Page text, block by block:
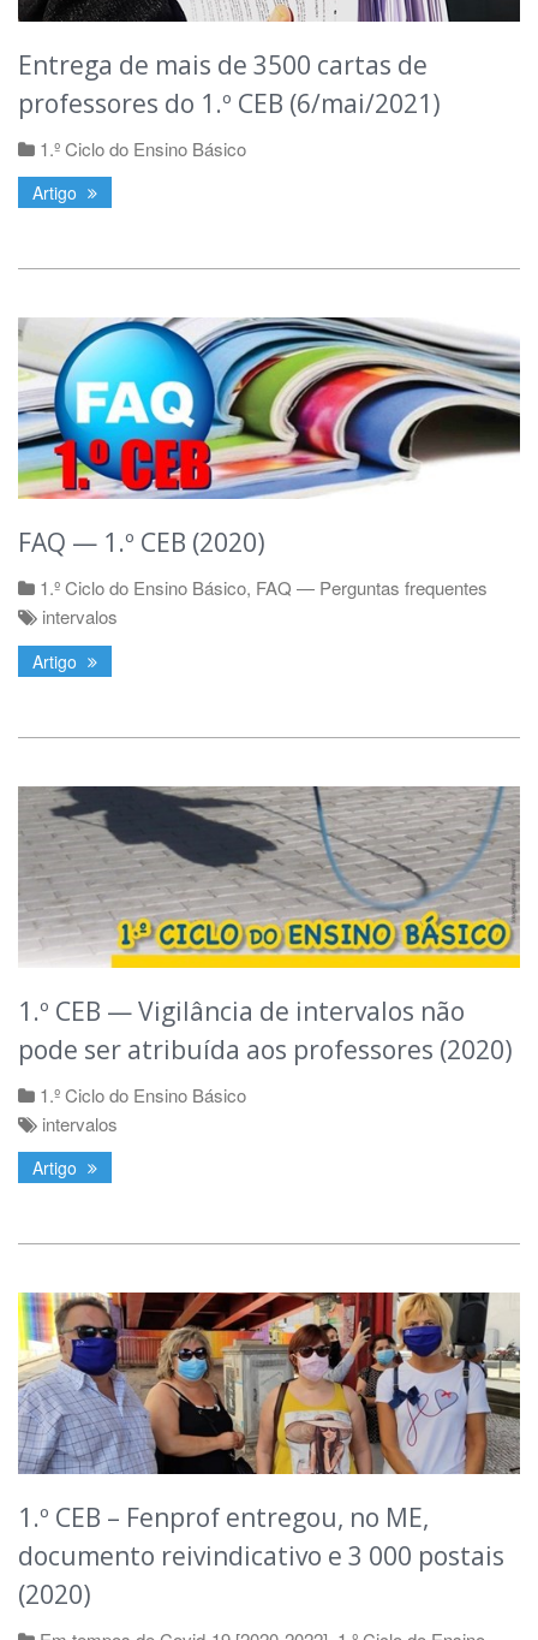
Entrega de mais de 3500 cartas de
professores do 1.º CEB (6/mai/2021)
1.º Ciclo do Ensino Básico
Artigo
FAQ — 1.º CEB (2020)
1.º Ciclo do Ensino Básico, FAQ — Perguntas frequentes
intervalos
Artigo
1.º CEB — Vigilância de intervalos não
pode ser atribuída aos professores (2020)
1.º Ciclo do Ensino Básico
intervalos
Artigo
1.º CEB – Fenprof entregou, no ME,
documento reivindicativo e 3 000 postais
(2020)